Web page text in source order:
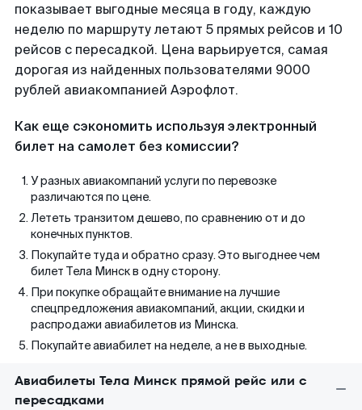
показывает выгодные месяца в году, каждую
неделю по маршруту летают 5 прямых рейсов и 10
рейсов с пересадкой. Цена варьируется, самая
дорогая из найденных пользователями 9000
рублей авиакомпанией Аэрофлот.
Как еще сэкономить используя электронный
билет на самолет без комиссии?
У разных авиакомпаний услуги по перевозке
различаются по цене.
Лететь транзитом дешево, по сравнению от и до
конечных пунктов.
Покупайте туда и обратно сразу. Это выгоднее чем
билет Тела Минск в одну сторону.
При покупке обращайте внимание на лучшие
спецпредложения авиакомпаний, акции, скидки и
распродажи авиабилетов из Минска.
Покупайте авиабилет на неделе, а не в выходные.
Авиабилеты Тела Минск прямой рейс или с
пересадками